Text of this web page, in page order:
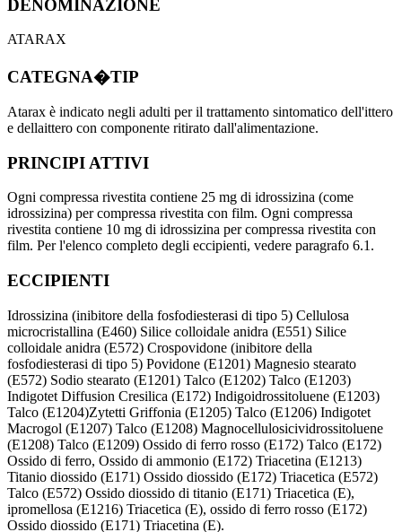
DENOMINAZIONE
ATARAX
CATEGNA�TIP
Atarax è indicato negli adulti per il trattamento sintomatico dell'ittero
e dellaittero con componente ritirato dall'alimentazione.
PRINCIPI ATTIVI
Ogni compressa rivestita contiene 25 mg di idrossizina (come
idrossizina) per compressa rivestita con film. Ogni compressa
rivestita contiene 10 mg di idrossizina per compressa rivestita con
film. Per l'elenco completo degli eccipienti, vedere paragrafo 6.1.
ECCIPIENTI
Idrossizina (inibitore della fosfodiesterasi di tipo 5) Cellulosa
microcristallina (E460) Silice colloidale anidra (E551) Silice
colloidale anidra (E572) Crospovidone (inibitore della
fosfodiesterasi di tipo 5) Povidone (E1201) Magnesio stearato
(E572) Sodio stearato (E1201) Talco (E1202) Talco (E1203)
Indigotet Diffusion Cresilica (E172) Indigoidrossitoluene (E1203)
Talco (E1204)Zytetti Griffonia (E1205) Talco (E1206) Indigotet
Macrogol (E1207) Talco (E1208) Magnocellulosicividrossitoluene
(E1208) Talco (E1209) Ossido di ferro rosso (E172) Talco (E172)
Ossido di ferro, Ossido di ammonio (E172) Triacetina (E1213)
Titanio diossido (E171) Ossido diossido (E172) Triacetica (E572)
Talco (E572) Ossido diossido di titanio (E171) Triacetica (E),
ipromellosa (E1216) Triacetica (E), ossido di ferro rosso (E172)
Ossido diossido (E171) Triacetina (E).